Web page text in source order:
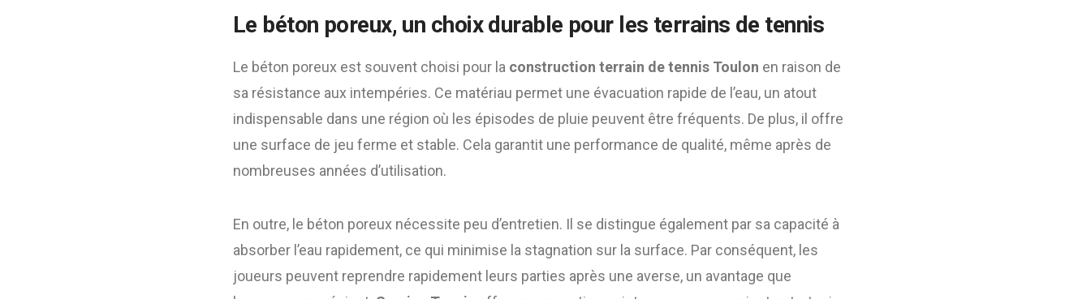
Le béton poreux, un choix durable pour les terrains de tennis
Le béton poreux est souvent choisi pour la construction terrain de tennis Toulon en raison de
sa résistance aux intempéries. Ce matériau permet une évacuation rapide de l’eau, un atout
indispensable dans une région où les épisodes de pluie peuvent être fréquents. De plus, il offre
une surface de jeu ferme et stable. Cela garantit une performance de qualité, même après de
nombreuses années d’utilisation.
En outre, le béton poreux nécessite peu d’entretien. Il se distingue également par sa capacité à
absorber l’eau rapidement, ce qui minimise la stagnation sur la surface. Par conséquent, les
joueurs peuvent reprendre rapidement leurs parties après une averse, un avantage que